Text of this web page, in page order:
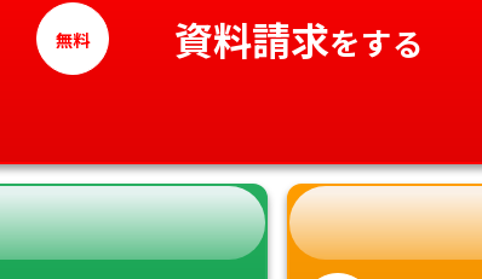
高知県
無料 資料請求をする